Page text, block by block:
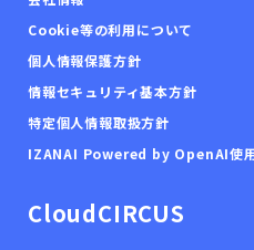
CloudCIRCUS
Cookie等の利用について
個人情報保護方針
情報セキュリティ基本方針
特定個人情報取扱方針
IZANAI Powered by OpenAI使